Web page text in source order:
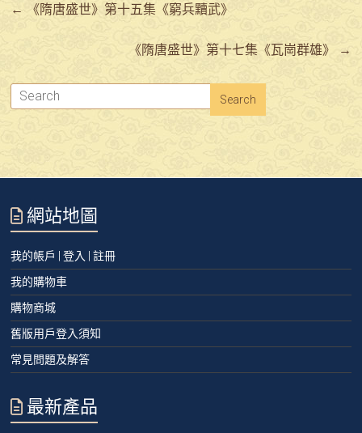
← 《隋唐盛世》第十五集《窮兵黷武》
《隋唐盛世》第十七集《瓦崗群雄》 →
網站地圖
我的帳戶 | 登入 | 註冊
我的購物車
購物商城
舊版用戶登入須知
常見問題及解答
最新產品